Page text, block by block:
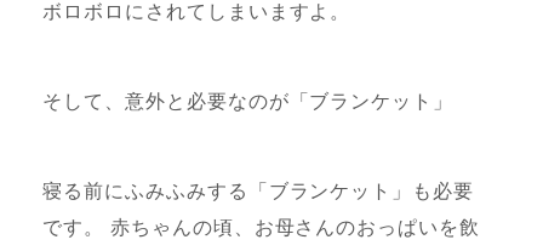
ボロボロにされてしまいますよ。
そして、意外と必要なのが「ブランケット」
寝る前にふみふみする「ブランケット」も必要
です。 赤ちゃんの頃、お母さんのおっぱいを飲